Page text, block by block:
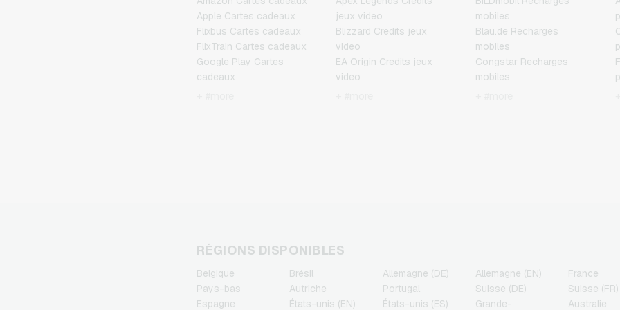
Apple Cartes cadeaux
Flixbus Cartes cadeaux
FlixTrain Cartes cadeaux
Google Play Cartes
cadeaux
jeux video
Blizzard Credits jeux
video
EA Origin Credits jeux
video
PSN Card Credits jeux
PUBG Mobile Credits jeux
Roblox Credits jeux video
mobiles
Blau.de Recharges
mobiles
Congstar Recharges
mobiles
Vodafone Recharges
mobiles
RÉGIONS DISPONIBLES
Belgique Brésil Allemagne (DE) Allemagne (EN) France
Pays-bas
Autriche Portugal Suisse (DE) Suisse (FR)
Espagne
États-unis (EN) États-unis (ES) Grande- Australie